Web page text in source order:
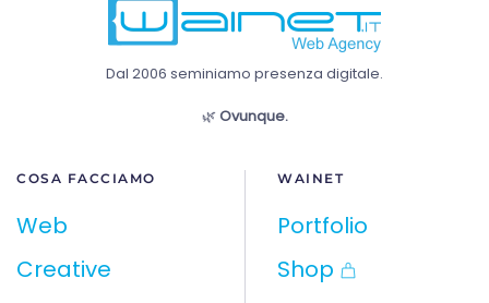
Dal 2006 seminiamo presenza digitale.
🌿 Ovunque.
COSA FACCIAMO
Web
Creative
WAINET
Portfolio
Shop